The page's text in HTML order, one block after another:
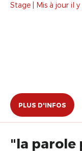
Stage | Mis à jour il y
PLUS D'INFOS
"la parole